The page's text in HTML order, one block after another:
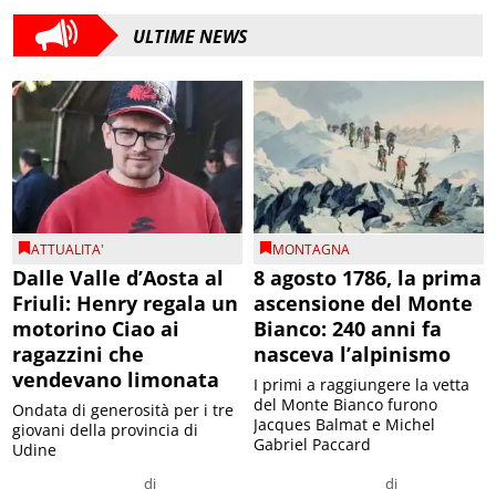
ULTIME NEWS
ATTUALITA'
Dalle Valle d’Aosta al
Friuli: Henry regala un
motorino Ciao ai
ragazzini che
vendevano limonata
di
Ondata di generosità per i tre
giovani della provincia di
Udine
MONTAGNA
8 agosto 1786, la prima
ascensione del Monte
Bianco: 240 anni fa
nasceva l’alpinismo
di
I primi a raggiungere la vetta
del Monte Bianco furono
Jacques Balmat e Michel
Gabriel Paccard